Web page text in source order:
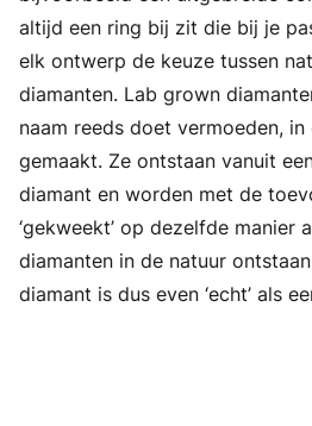
altijd een ring bij zit die bij je
elk ontwerp de keuze tussen
diamanten. Lab grown
naam reeds doet vermoeden,
gemaakt. Ze ontstaan vanuit
diamant en worden met de
‘gekweekt’ op dezelfde manier
diamanten in de natuur
diamant is dus even ‘echt’ als